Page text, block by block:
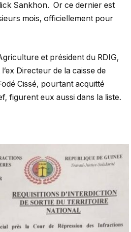
Sankhon. Or ce dernier est
mois, officiellement pour
et président du RDIG,
Directeur de la caisse de
Cissé, pourtant acquitté
figurent eux aussi dans la liste.